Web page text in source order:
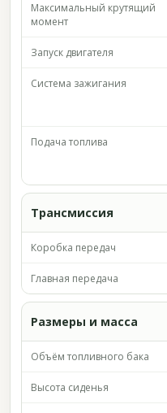
Максимальный крутящий
момент
Запуск двигателя
Система зажигания
Подача топлива
Трансмиссия
Коробка передач
Главная передача
Размеры и масса
Объём топливного бака
Высота сиденья